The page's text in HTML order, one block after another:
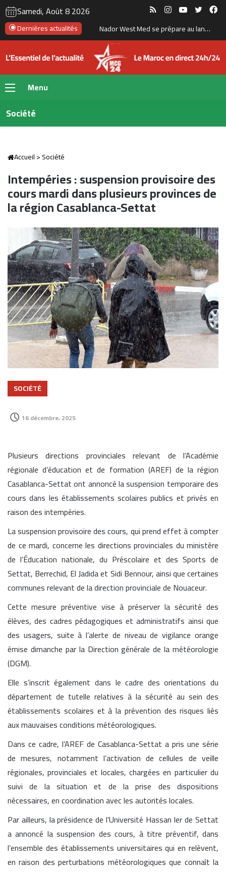
Samedi, Août 8 2026 RSS InstagramYouTube
Dernières actualités Tanger : l’aéroport Ibn Battouta prépare son changement d’échelle
Menu
Société
Accueil>Société
Intempéries : suspension provisoire des
cours mardi dans plusieurs provinces de
la région Casablanca-Settat
SOCIÉTÉ
16 décembre، 2025
Plusieurs directions provinciales relevant de l’Académie
régionale d’éducation et de formation (AREF) de la région
Casablanca-Settat ont annoncé la suspension temporaire des
cours dans les établissements scolaires publics et privés en
raison des intempéries.
La suspension provisoire des cours, qui prend effet à compter
de ce mardi, concerne les directions provinciales du ministère
de l’Éducation nationale, du Préscolaire et des Sports de
Settat, Berrechid, El Jadida et Sidi Bennour, ainsi que certaines
communes relevant de la direction provinciale de Nouaceur.
Cette mesure préventive vise à préserver la sécurité des
élèves, des cadres pédagogiques et administratifs ainsi que
des usagers, suite à l’alerte de niveau de vigilance orange
émise dimanche par la Direction générale de la météorologie
(DGM).
Elle s’inscrit également dans le cadre des orientations du
département de tutelle relatives à la sécurité au sein des
établissements scolaires et à la prévention des risques liés
aux mauvaises conditions météorologiques.
Dans ce cadre, l’AREF de Casablanca-Settat a pris une série
de mesures, notamment l’activation de cellules de veille
régionales, provinciales et locales, chargées en particulier du
suivi de la situation et de la prise des dispositions
nécessaires, en coordination avec les autorités locales.
Par ailleurs, la présidence de l’Université Hassan Ier de Settat
a annoncé la suspension des cours, à titre préventif, dans
l’ensemble des établissements universitaires qui en relèvent,
en raison des perturbations météorologiques que connaît la